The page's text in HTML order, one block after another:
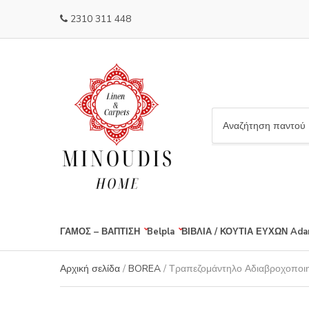
2310 311 448
a
y
n
a
m
ΓΑΜΟΣ – ΒΑΠΤΙΣΗ Belpla ΒΙΒΛΙΑ / ΚΟΥΤΙΑ ΕΥΧΩΝ
Αρχική σελίδα / BOREA / Τραπεζομάντηλο